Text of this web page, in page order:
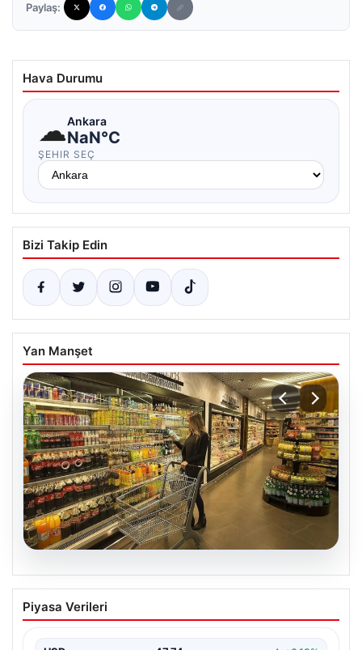
Paylaş:
Hava Durumu
☁Ankara
NaN°C
ŞEHIR SEÇ
Bizi Takip Edin
Yan Manşet
07.08.2026
Enflasyon verileri ne zaman
açıklanacak? 2026 TÜİK mart ayı
Piyasa Verileri